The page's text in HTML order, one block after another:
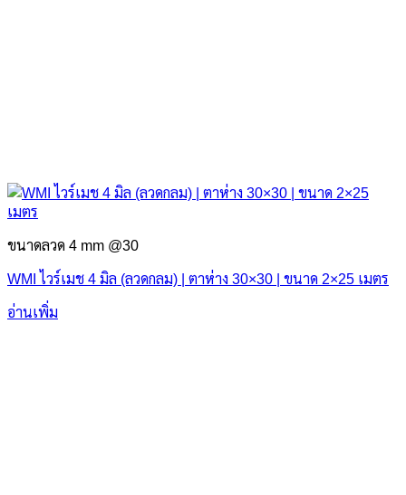
ขนาดลวด 4 mm @30
WMI ไวร์เมช 4 มิล (ลวดกลม) | ตาห่าง 30×30 | ขนาด 2×25 เมตร
อ่านเพิ่ม